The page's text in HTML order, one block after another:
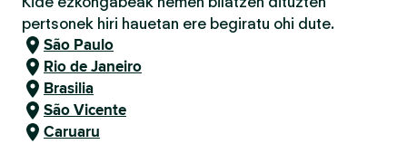
pertsonek hiri hauetan ere begiratu ohi dute.
São Paulo
Rio de Janeiro
Brasilia
São Vicente
Caruaru